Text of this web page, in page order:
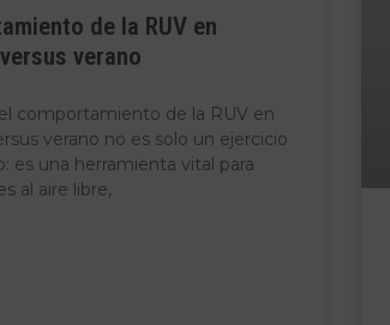
de la RUV en
verano
comportamiento de la RUV en
verano no es solo un ejercicio
es una herramienta vital para
al aire libre,